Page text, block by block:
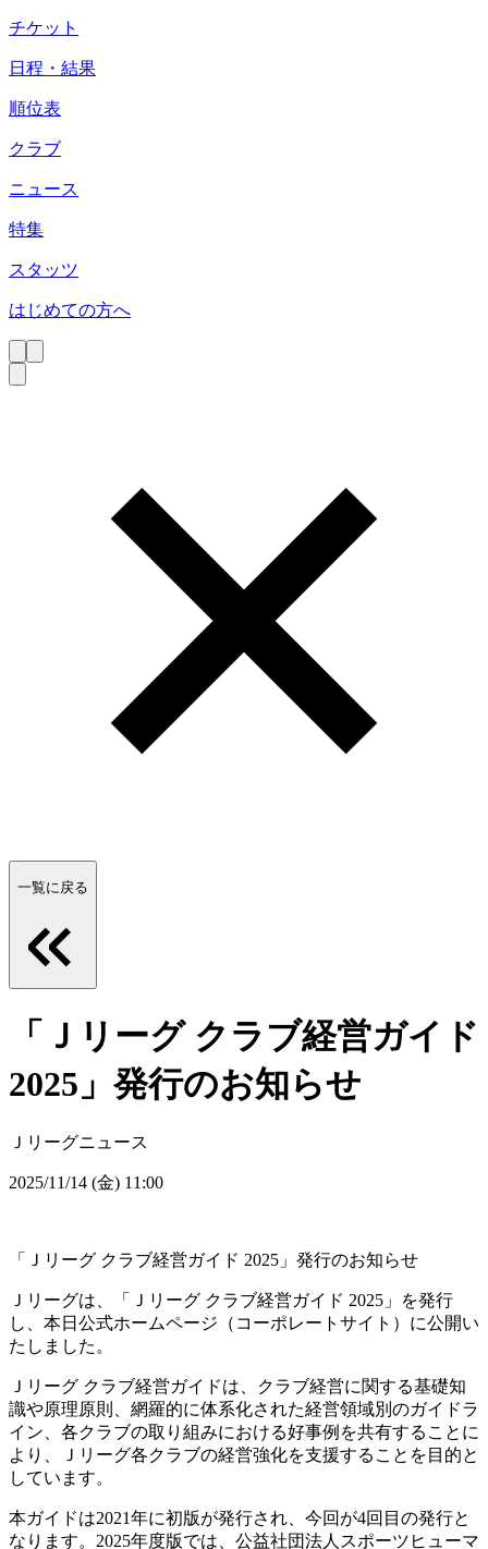
チケット
日程・結果
順位表
クラブ
ニュース
特集
スタッツ
はじめての方へ
一覧に戻る
「Ｊリーグ クラブ経営ガイド
2025」発行のお知らせ
Ｊリーグニュース
2025/11/14 (金) 11:00
「Ｊリーグ クラブ経営ガイド 2025」発行のお知らせ
Ｊリーグは、「Ｊリーグ クラブ経営ガイド 2025」を発行
し、本日公式ホームページ（コーポレートサイト）に公開い
たしました。
Ｊリーグ クラブ経営ガイドは、クラブ経営に関する基礎知
識や原理原則、網羅的に体系化された経営領域別のガイドラ
イン、各クラブの取り組みにおける好事例を共有することに
より、Ｊリーグ各クラブの経営強化を支援することを目的と
しています。
本ガイドは2021年に初版が発行され、今回が4回目の発行と
なります。2025年度版では、公益社団法人スポーツヒューマ